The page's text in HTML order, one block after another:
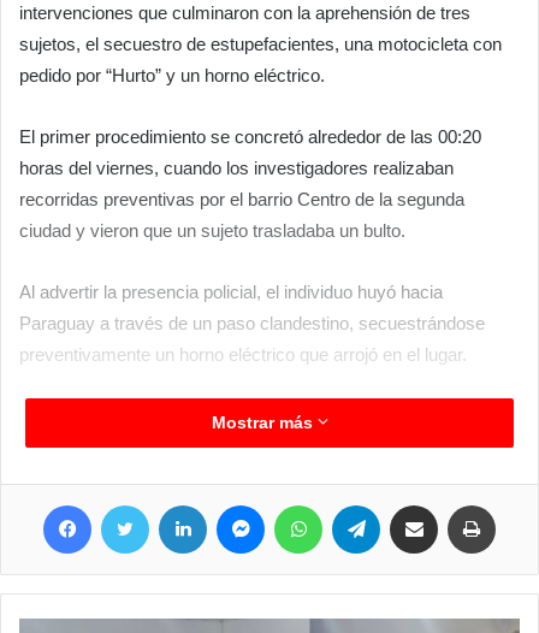
intervenciones que culminaron con la aprehensión de tres
sujetos, el secuestro de estupefacientes, una motocicleta con
pedido por “Hurto” y un horno eléctrico.
El primer procedimiento se concretó alrededor de las 00:20
horas del viernes, cuando los investigadores realizaban
recorridas preventivas por el barrio Centro de la segunda
ciudad y vieron que un sujeto trasladaba un bulto.
Al advertir la presencia policial, el individuo huyó hacia
Paraguay a través de un paso clandestino, secuestrándose
preventivamente un horno eléctrico que arrojó en el lugar.
Horas más tarde, alrededor de las 1:50, en inmediaciones de
las calles Azcuénaga y México del barrio Toba, los policías
“Lesiones y amenazas”.
Por otra parte, los policías detuvieron a un sujeto en el sector
Mostrar más